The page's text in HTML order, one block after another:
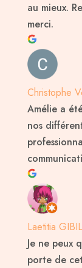
au mieux.
merci.
Christophe
Amélie a
nos
Laetitia
Je ne peux
porte de